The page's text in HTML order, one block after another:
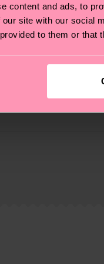
content and ads, to
site with our social
to them or
si ferma alla